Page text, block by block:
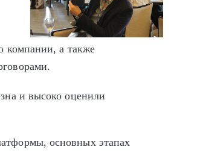
компании, а также
и высоко оценили
основных этапах